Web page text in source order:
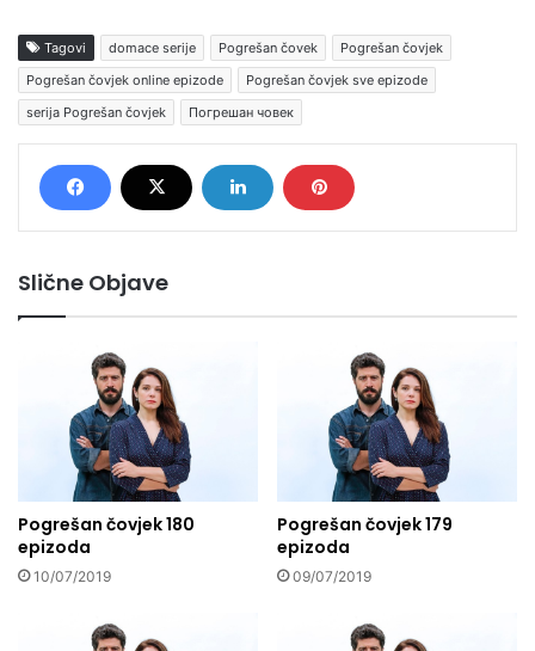
Tagovi domace serije Pogrešan čovek
Pogrešan čovjek
Pogrešan čovjek online epizode
Pogrešan čovjek sve epizode
serija Pogrešan čovjek
Погрешан човек
Slične Objave
Pogrešan čovjek 180
epizoda
10/07/2019
Pogrešan čovjek 179
epizoda
09/07/2019